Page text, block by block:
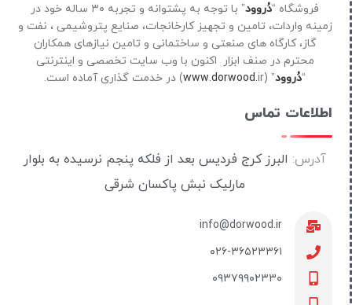
فروشگاه “دُروود
” با توجه به پشتوانه و تجربه ۳۰ ساله خود در
زمینه واردات، تامین و تجهیز کارخانجات، صنایع پتروشیمی ، نفت و
گاز، کارگاه های صنعتی و ساختمانی و تامین نیازهای همکاران
محترم در صنف ابزار اکنون با وب سایت تخصصی و اینترنتی
“دُروود” (
www.dorwood.ir) در خدمت گذاری آماده است.
اطلاعات تماس
آدرس: البرز کرج فردیس بعد از فلکه پنجم نرسیده به بلوار
مارلیک نبش پاکسان شرقی
info@dorwood.ir
۰۲۶-۳۶۵۲۳۳۶۱
۰۹۳۷۹۹۰۲۳۳۰